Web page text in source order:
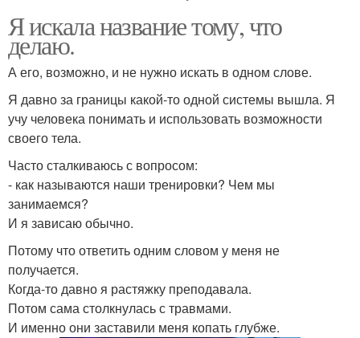
Я искала название тому, что
делаю.
А его, возможно, и не нужно искать в одном слове.
Я давно за границы какой-то одной системы вышла. Я
учу человека понимать и использовать возможности
своего тела.
Часто сталкиваюсь с вопросом:
- как называются наши тренировки? Чем мы
занимаемся?
И я зависаю обычно.
Потому что ответить одним словом у меня не
получается.
Когда-то давно я растяжку преподавала.
Потом сама столкнулась с травмами.
И именно они заставили меня копать глубже.